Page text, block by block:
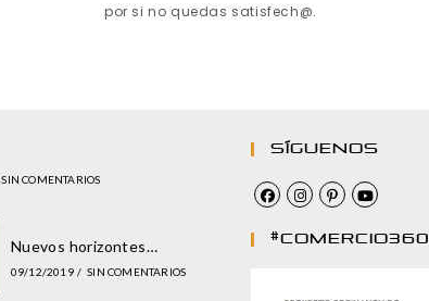
por si no quedas satisfech@.
SIN COMENTARIOS
Nuevos horizontes…
09/12/2019 / SIN COMENTARIOS
Síguenos
#comercio360